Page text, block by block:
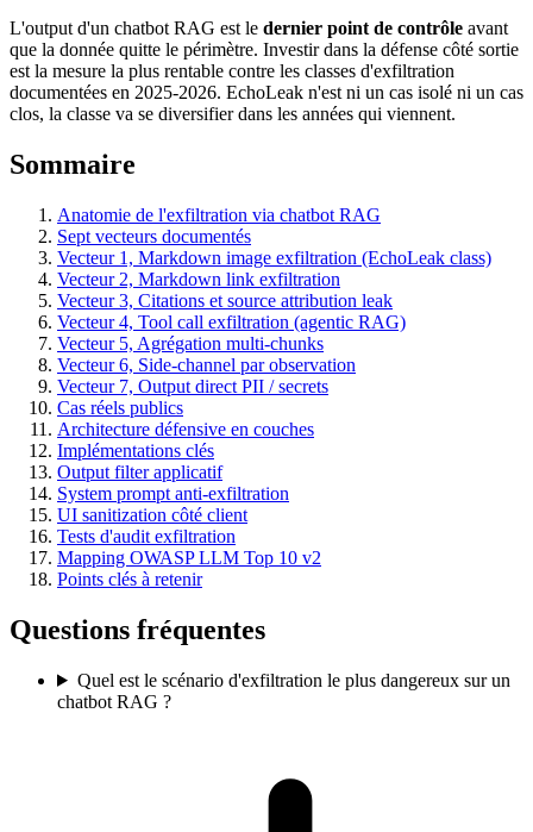
L'output d'un chatbot RAG est le dernier point de contrôle avant
que la donnée quitte le périmètre. Investir dans la défense côté sortie
est la mesure la plus rentable contre les classes d'exfiltration
documentées en 2025-2026. EchoLeak n'est ni un cas isolé ni un cas
clos, la classe va se diversifier dans les années qui viennent.
Sommaire
Anatomie de l'exfiltration via chatbot RAG
Sept vecteurs documentés
Vecteur 1, Markdown image exfiltration (EchoLeak class)
Vecteur 2, Markdown link exfiltration
Vecteur 3, Citations et source attribution leak
Vecteur 4, Tool call exfiltration (agentic RAG)
Vecteur 5, Agrégation multi-chunks
Vecteur 6, Side-channel par observation
Vecteur 7, Output direct PII / secrets
Cas réels publics
Architecture défensive en couches
Implémentations clés
Output filter applicatif
System prompt anti-exfiltration
UI sanitization côté client
Tests d'audit exfiltration
Mapping OWASP LLM Top 10 v2
Points clés à retenir
Questions fréquentes
Quel est le scénario d'exfiltration le plus dangereux sur un
chatbot RAG ?